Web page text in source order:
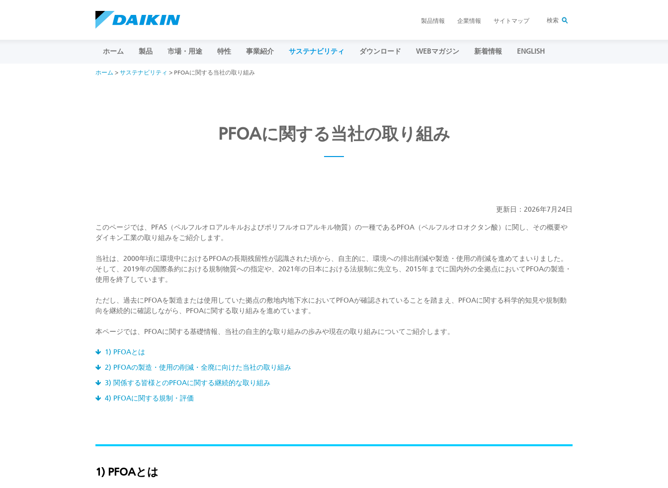
製品情報 企業情報 サイトマップ 検索
ホーム 製品 市場・用途 特性 事業紹介 サステナビリティ ダウンロード WEBマガジン 新着情報 ENGLISH
ホーム > サステナビリティ > PFOAに関する当社の取り組み
PFOAに関する当社の取り組み
更新日：2026年7月24日
このページでは、PFAS（ペルフルオロアルキルおよびポリフルオロアルキル物質）の一種であるPFOA（ペルフルオロオクタン酸）に関し、その概要や
ダイキン工業の取り組みをご紹介します。
当社は、2000年頃に環境中におけるPFOAの長期残留性が認識された頃から、自主的に、環境への排出削減や製造・使用の削減を進めてまいりました。
そして、2019年の国際条約における規制物質への指定や、2021年の日本における法規制に先立ち、2015年までに国内外の全拠点においてPFOAの製造・
使用を終了しています。
ただし、過去にPFOAを製造または使用していた拠点の敷地内地下水においてPFOAが確認されていることを踏まえ、PFOAに関する科学的知見や規制動
向を継続的に確認しながら、PFOAに関する取り組みを進めています。
本ページでは、PFOAに関する基礎情報、当社の自主的な取り組みの歩みや現在の取り組みについてご紹介します。
1) PFOAとは
2) PFOAの製造・使用の削減・全廃に向けた当社の取り組み
3) 関係する皆様とのPFOAに関する継続的な取り組み
4) PFOAに関する規制・評価
1) PFOAとは